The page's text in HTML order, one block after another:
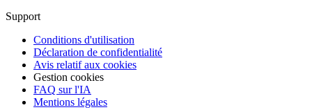
Support
Conditions d'utilisation
Déclaration de confidentialité
Avis relatif aux cookies
Gestion cookies
FAQ sur l'IA
Mentions légales